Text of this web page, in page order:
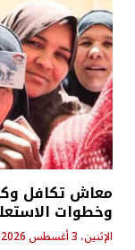
وخطوات
الإثنين، 3 أغسطس 2026 - 9:31 ص